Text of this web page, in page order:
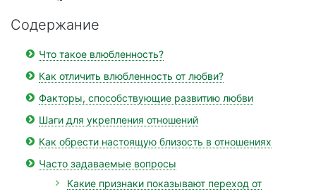
Содержание
Что такое влюбленность?
Как отличить влюбленность от любви?
Факторы, способствующие развитию любви
Шаги для укрепления отношений
Как обрести настоящую близость в отношениях
Часто задаваемые вопросы
Какие признаки показывают переход от